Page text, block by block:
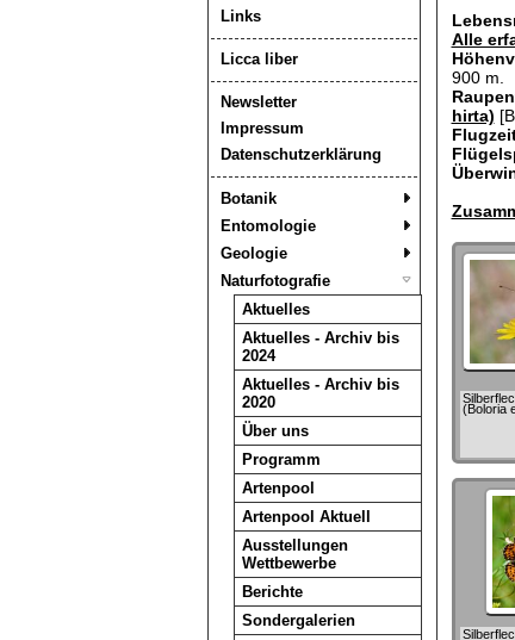
Links
Licca liber
Newsletter
Impressum
Datenschutzerklärung
Botanik
Entomologie
Geologie
Naturfotografie
Aktuelles
Aktuelles - Archiv bis
2024
Aktuelles - Archiv bis
2020
Über uns
Programm
Artenpool
Artenpool Aktuell
Ausstellungen
Wettbewerbe
Berichte
Sondergalerien
Alle
900 m.
hirta)
(Boloria